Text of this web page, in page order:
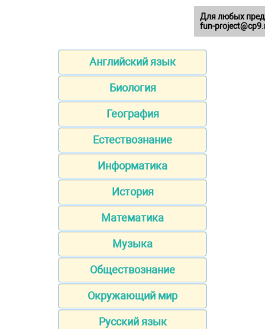
Английский язык
Биология
География
Естествознание
Информатика
История
Математика
Музыка
Обществознание
Окружающий мир
Русский язык
Для любых
fun-